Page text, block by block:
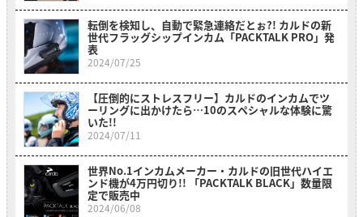
転倒を検知し、自動で緊急連絡だとぉ?! カルドの新
世代フラッグシップインカム「PACKTALK PRO」発
表
2024/07/25
【圧倒的にストレスフリー】カルドのインカムでツ
ーリングに出かけたら…10のスペシャルな体験に驚
いた!!
2024/07/11
世界No.1インカムメーカー・カルドの旧世代ハイエ
ンド機が4万円切り!! 「PACKTALK BLACK」数量限
定で販売中
2024/06/08